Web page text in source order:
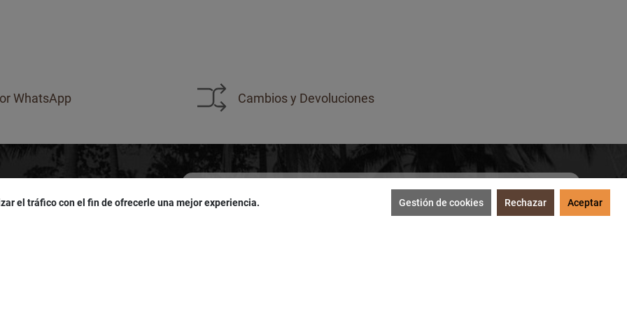
WhatsApp Cambios y Devoluciones
el tráfico con el fin de ofrecerle una mejor experiencia. Gestión de cookies Rechazar Aceptar